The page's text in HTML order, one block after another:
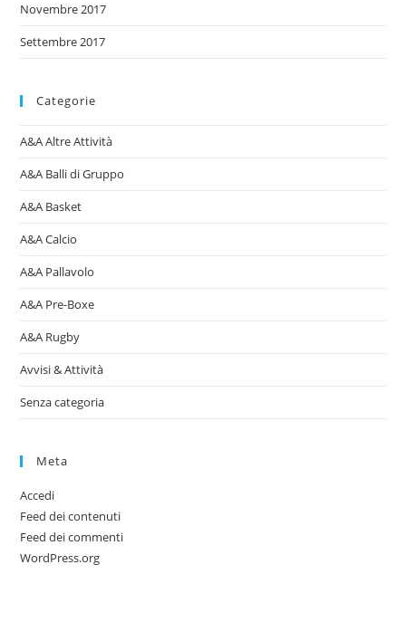
Novembre 2017
Settembre 2017
Categorie
A&A Altre Attività
A&A Balli di Gruppo
A&A Basket
A&A Calcio
A&A Pallavolo
A&A Pre-Boxe
A&A Rugby
Avvisi & Attività
Senza categoria
Meta
Accedi
Feed dei contenuti
Feed dei commenti
WordPress.org